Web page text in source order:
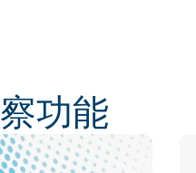
功能